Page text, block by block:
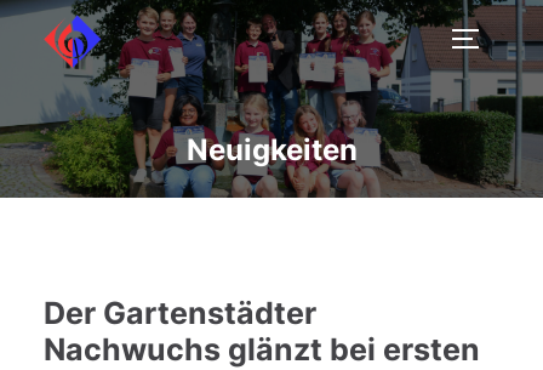
Neuigkeiten
Der Gartenstädter
Nachwuchs glänzt bei ersten